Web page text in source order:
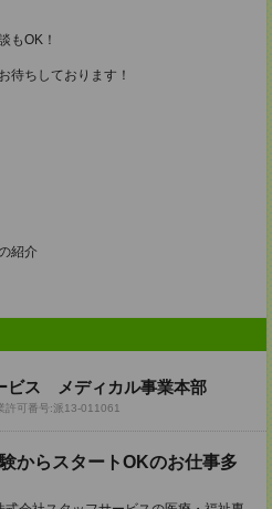
もOK！
待ちしております！
紹介
ビス メディカル事業本部
許可番号:派13-011061
からスタートOKのお仕事多